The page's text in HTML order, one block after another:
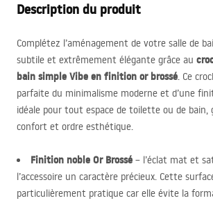
Description du produit
Complétez l’aménagement de votre salle de
subtile et extrêmement élégante grâce au
bain simple Vibe en finition or brossé. Ce
parfaite du minimalisme moderne et d’une
idéale pour tout espace de toilette ou de bain,
confort et ordre esthétique.
Finition noble Or Brossé – l’éclat mat et
l’accessoire un caractère précieux. Cette
particulièrement pratique car elle évite la